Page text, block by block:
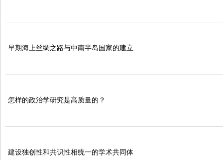
早期海上丝绸之路与中南半岛国家的建立
怎样的政治学研究是高质量的？
建设独创性和共识性相统一的学术共同体